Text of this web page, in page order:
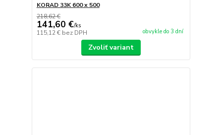
KORAD 33K 600 x 500
218,62 €
141,60 €/ks
115,12 € bez DPH obvykle do 3 dní
Zvoliť variant